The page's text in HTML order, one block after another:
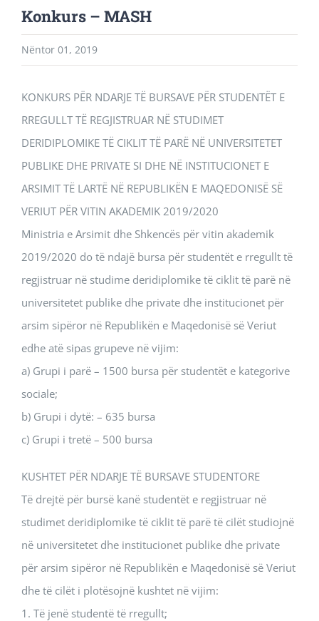
Konkurs – MASH
Nëntor 01, 2019
KONKURS PËR NDARJE TË BURSAVE PËR STUDENTËT E
RREGULLT TË REGJISTRUAR NË STUDIMET
DERIDIPLOMIKE TË CIKLIT TË PARË NË UNIVERSITETET
PUBLIKE DHE PRIVATE SI DHE NË INSTITUCIONET E
ARSIMIT TË LARTË NË REPUBLIKËN E MAQEDONISË SË
VERIUT PËR VITIN AKADEMIK 2019/2020
Ministria e Arsimit dhe Shkencës për vitin akademik
2019/2020 do të ndajë bursa për studentët e rregullt të
regjistruar në studime deridiplomike të ciklit të parë në
universitetet publike dhe private dhe institucionet për
arsim sipëror në Republikën e Maqedonisë së Veriut
edhe atë sipas grupeve në vijim:
а) Grupi i parë – 1500 bursa për studentët e kategorive
sociale;
b) Grupi i dytë: – 635 bursa
c) Grupi i tretë – 500 bursa
KUSHTET PËR NDARJE TË BURSAVE STUDENTORE
Të drejtë për bursë kanë studentët e regjistruar në
studimet deridiplomike të ciklit të parë të cilët studiojnë
në universitetet dhe institucionet publike dhe private
për arsim sipëror në Republikën e Maqedonisë së Veriut
dhe të cilët i plotësojnë kushtet në vijim:
1. Të jenë studentë të rregullt;